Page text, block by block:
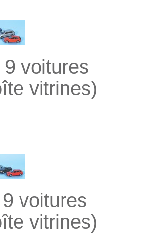
voitures
vitrines)
voitures
vitrines)